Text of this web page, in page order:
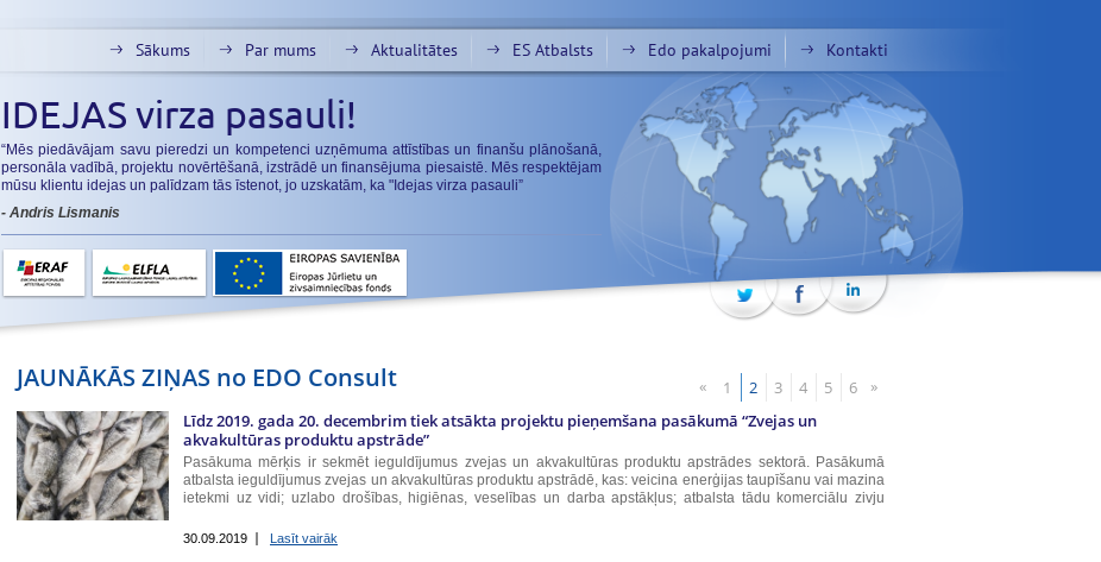
Sākums Par mums Aktualitātes ES Atbalsts Edo pakalpojumi Kontakti
IDEJAS virza pasauli!
“Mēs piedāvājam savu pieredzi un kompetenci uzņēmuma attīstības un finanšu plānošanā,
personāla vadībā, projektu novērtēšanā, izstrādē un finansējuma piesaistē. Mēs respektējam
mūsu klientu idejas un palīdzam tās īstenot, jo uzskatām, ka "Idejas virza pasauli”
- Andris Lismanis
JAUNĀKĀS ZIŅAS no EDO Consult « 1 2 3 4 5 6
»
Līdz 2019. gada 20. decembrim tiek atsākta projektu pieņemšana pasākumā “Zvejas un
akvakultūras produktu apstrāde”
Pasākuma mērķis ir sekmēt ieguldījumus zvejas un akvakultūras produktu apstrādes sektorā. Pasākumā
atbalsta ieguldījumus zvejas un akvakultūras produktu apstrādē, kas: veicina enerģijas taupīšanu vai mazina
ietekmi uz vidi; uzlabo drošības, higiēnas, veselības un darba apstākļus; atbalsta tādu komerciālu zivju
30.09.2019 Lasīt vairāk